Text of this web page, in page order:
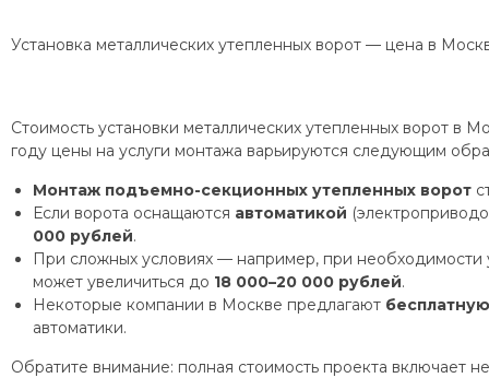
Установка металлических утепленных ворот — цена в
Стоимость установки металлических утепленных ворот в
году цены на услуги монтажа варьируются следующим
Монтаж подъемно-секционных утепленных ворот
Если ворота оснащаются автоматикой
000 рублей.
При сложных условиях — например, при
может увеличиться до 18 000–20 000 рублей.
Некоторые компании в Москве предлагают
автоматики.
Обратите внимание: полная стоимость проекта включает